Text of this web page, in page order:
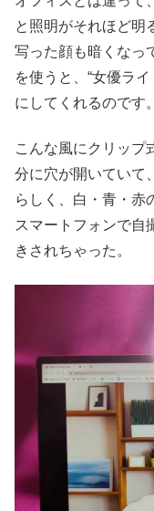
と照明がそれほど明
写った顔も暗くなっ
を使うと、“女優ラ
にしてくれるのです。
こんな風にクリップ
分に穴が開いていて
らしく、白・青・赤
スマートフォンで自
きされちゃった。